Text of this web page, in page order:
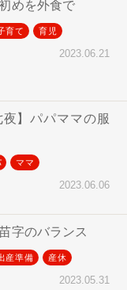
めを外食で
育て 育児
2023.06.21
夜】パパママの服
ママ
2023.06.06
字のバランス
産準備 産休
2023.05.31